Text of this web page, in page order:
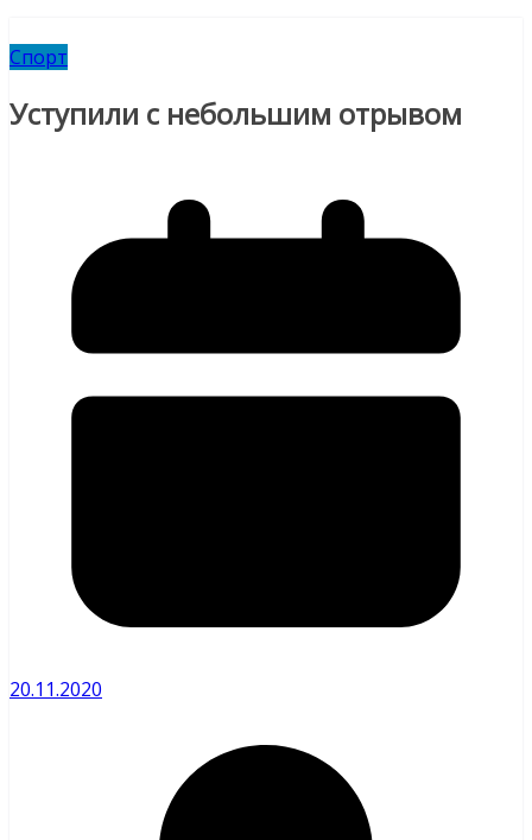
Спорт
Уступили с небольшим отрывом
20.11.2020